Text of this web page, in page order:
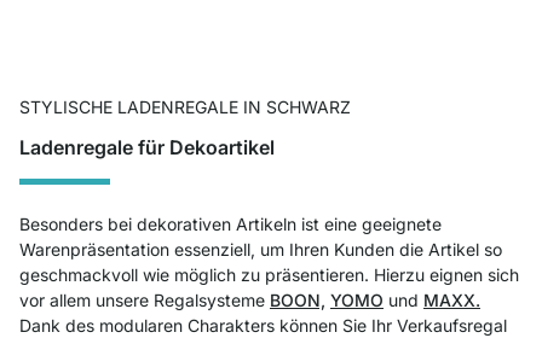
STYLISCHE LADENREGALE IN SCHWARZ
Ladenregale für Dekoartikel
Besonders bei dekorativen Artikeln ist eine geeignete
Warenpräsentation essenziell, um Ihren Kunden die Artikel so
geschmackvoll wie möglich zu präsentieren. Hierzu eignen sich
vor allem unsere Regalsysteme BOON, YOMO und MAXX.
Dank des modularen Charakters können Sie Ihr Verkaufsregal